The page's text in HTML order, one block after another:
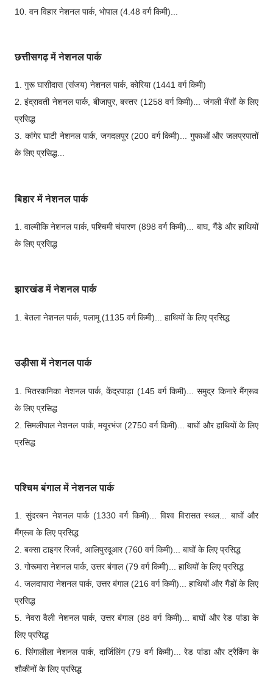
10. वन विहार नेशनल पार्क, भोपाल (4.48 वर्ग किमी)...
छत्तीसगढ़ में नेशनल पार्क
1. गुरू घासीदास (संजय) नेशनल पार्क, कोरिया (1441 वर्ग किमी)
2. इंद्रावती नेशनल पार्क, बीजापुर, बस्तर (1258 वर्ग किमी)... जंगली भैंसों के लिए
प्रसिद्ध
3. कांगेर घाटी नेशनल पार्क, जगदलपुर (200 वर्ग किमी)... गुफाओं और जलप्रपातों
के लिए प्रसिद्ध...
बिहार में नेशनल पार्क
1. वाल्मीकि नेशनल पार्क, पश्चिमी चंपारण (898 वर्ग किमी)... बाघ, गैंडे और हाथियों
के लिए प्रसिद्ध
झारखंड में नेशनल पार्क
1. बेतला नेशनल पार्क, पलामू (1135 वर्ग किमी)... हाथियों के लिए प्रसिद्ध
उड़ीसा में नेशनल पार्क
1. भितरकनिका नेशनल पार्क, केंद्रपाड़ा (145 वर्ग किमी)... समुद्र किनारे मैंग्रूव
के लिए प्रसिद्ध
2. सिमलीपाल नेशनल पार्क, मयूरभंज (2750 वर्ग किमी)... बाघों और हाथियों के लिए
प्रसिद्ध
पश्चिम बंगाल में नेशनल पार्क
1. सुंदरबन नेशनल पार्क (1330 वर्ग किमी)... विश्व विरासत स्थल... बाघों और
मैंग्रूव के लिए प्रसिद्ध
2. बक्सा टाइगर रिजर्व, आलिपुरदूआर (760 वर्ग किमी)... बाघों के लिए प्रसिद्ध
3. गोरूमारा नेशनल पार्क, उत्तर बंगाल (79 वर्ग किमी)... हाथियों के लिए प्रसिद्ध
4. जलदापारा नेशनल पार्क, उत्तर बंगाल (216 वर्ग किमी)... हाथियों और गैंडों के लिए
प्रसिद्ध
5. नेवरा वैली नेशनल पार्क, उत्तर बंगाल (88 वर्ग किमी)... बाघों और रेड पांडा के
लिए प्रसिद्ध
6. सिंगालीला नेशनल पार्क, दार्जिलिंग (79 वर्ग किमी)... रेड पांडा और ट्रैकिंग के
शौकीनों के लिए प्रसिद्ध